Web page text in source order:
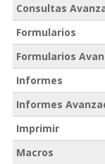
Consultas
Formularios
Formularios
Informes
Informes
Imprimir
Macros